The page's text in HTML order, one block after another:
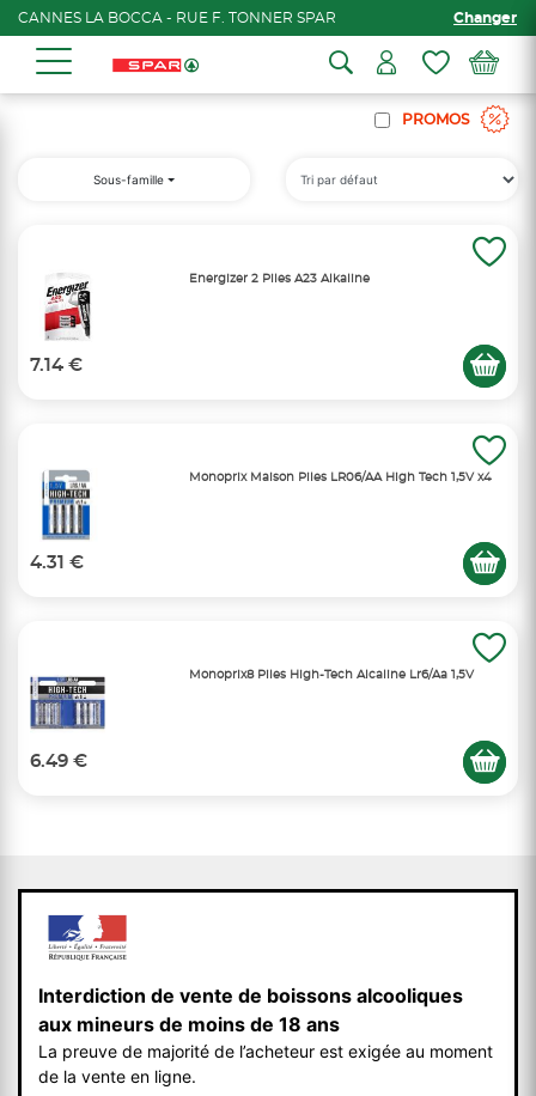
CANNES LA BOCCA - RUE F. TONNER SPAR Changer
PROMOS
Sous-famille
Energizer 2 Piles A23 Alkaline
7.14 €
Monoprix Maison Piles LR06/AA High Tech 1,5V x4
4.31 €
Monoprix8 Piles High-Tech Alcaline Lr6/Aa 1,5V
6.49 €
Interdiction de vente de boissons alcooliques
aux mineurs de moins de 18 ans
La preuve de majorité de l’acheteur est exigée au moment
de la vente en ligne.